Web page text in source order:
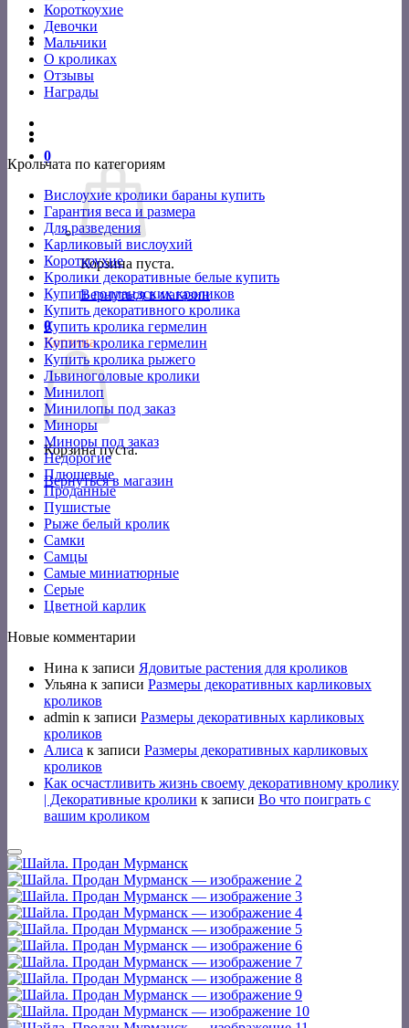
Короткоухие
Девочки
Мальчики
О кроликах
Отзывы
Награды
0
Корзина пуста.
Вернуться в магазин
0
Корзина
Корзина пуста.
Вернуться в магазин
Крольчата по категориям
Вислоухие кролики бараны купить
Гарантия веса и размера
Для разведения
Карликовый вислоухий
Короткоухие
Кролики декоративные белые купить
Купить голландских кроликов
Купить декоративного кролика
Купить кролика гермелин
Купить кролика гермелин
Купить кролика рыжего
Львиноголовые кролики
Минилоп
Минилопы под заказ
Миноры
Миноры под заказ
Недорогие
Плюшевые
Проданные
Пушистые
Рыже белый кролик
Самки
Самцы
Самые миниатюрные
Серые
Цветной карлик
Новые комментарии
Нина к записи Ядовитые растения для кроликов
Ульяна к записи Размеры декоративных карликовых
кроликов
admin к записи Размеры декоративных карликовых
кроликов
Алиса к записи Размеры декоративных карликовых
кроликов
Как осчастливить жизнь своему декоративному кролику
| Декоративные кролики к записи Во что поиграть с
вашим кроликом